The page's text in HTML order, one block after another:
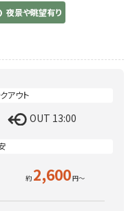
夜景や眺望有り
OUT 13:00
2,600